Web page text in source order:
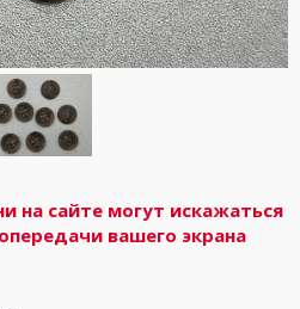
на сайте могут искажаться
вашего экрана